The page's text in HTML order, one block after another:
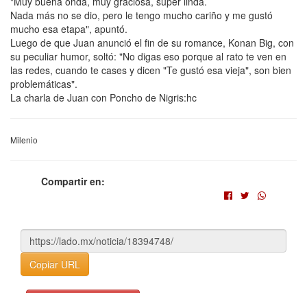
Nada más no se dio, pero le tengo mucho cariño y me gustó
mucho esa etapa", apuntó.
Luego de que Juan anunció el fin de su romance, Konan Big, con
su peculiar humor, soltó: "No digas eso porque al rato te ven en
las redes, cuando te cases y dicen "Te gustó esa vieja", son bien
problemáticas".
La charla de Juan con Poncho de Nigris:hc
Milenio
Compartir en:
Copiar URL